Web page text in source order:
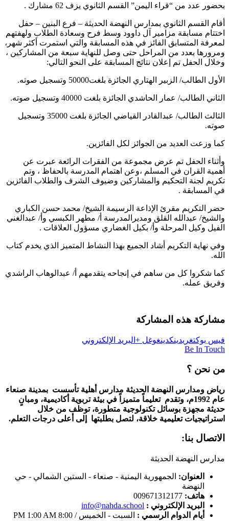
بحضور عدد من “قراء اليمن” القسم الثانوي يزف 62 مشارك .
أقام القسم الثانوي بمدارس النهضة الحديثة – فرع البنين – حفل
اختتام مسابقة مزامير آل داوود وسط فرح وسعادة الطلاب ولهفتهم
لمعرفة المتسابق الفائز في هذه المسابقة والتي استمرت أكثر شهر،
ومرورها بعدد من المراحل حتى وصل للنهاية سبعة من المشاركين ،
وخلال الحفل تم إعلان نتائج المسابقة على النحو التالي:
الأول الطالب/ الزبير الهتاري الجائزة بلغت50000 وتسجيل صوته.
الثاني الطالب/ عمار الحاشدي الجائزة بلغت 40000 وتسجيل صوته.
الثالث الطالب/ عبدالقادر القياضي الجائزة بلغت 35000 وتسجيل
صوته.
كما وزعت العديد من الجوائز لكل الفائزين.
وأثناء الحفل تم عرض مجموعة من الفقرات الرائعة عبرت عن
أهمية القران في المسلم ،وعن اهتمام المدرسة بالحفاظ ، وتم
تكريم لجنة التحكيم والمشاركين وضيوف الشرف والطلاب الفائزين
في المسابقة .
حضر التكريم مقرئ الإذاعة الرسيمة الشيخ/ محمد حسن الكباري
والشيخ/ عبدالله القلق ومديرالمدرسة أ/ مطهر الكبسي وأ/ عبدالغني
الفيل وكيل المرحلة وأ/ بكيل الغضاري مسؤول العلاقات .
وفي نهاية التكريم أشاد الجميع بهذا النشاط المتميز الذي يخدم كتاب
الله.
كما شكروا كل من ساهم في إنجاحه يتقدمهم أ/ عبدالوهاب الراشدي
وفريق عمله.
مشاركة هذه المشاركة
فيس بوكتغريدينكدينغوغل + البريد الإلكتروني
Be In Touch
من نحن ؟
رياض ومدارس النهضة الحديثة مدارس أهلية تأسست بمدينة صنعاء
عام 1992م، وتقدم تعليماً متميزاً في بيئة تربوية أكاديمية، ومبانٍ
حديثة مجهزة بوسائل تكنولوجية متطورة، توظف من خلال
استراتيجيات تعليمية خلاقة، لتصل بطلبتها إلى أعلى درجات التعلم.
الاتصال بنا:
مدارس النهضة الحديثة
العنوان: الجمهورية اليمنية - صنعاء - الستين الشمالي - حي
النهضة
هاتف: 009671312177
البريد الإلكتروني : info@nahda.school
أيام الدوام الرسمي : السبت - الخميس / 8:00 PM 1:00 AM